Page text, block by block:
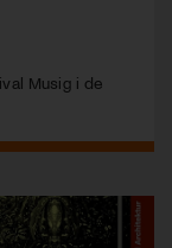
Musig i de